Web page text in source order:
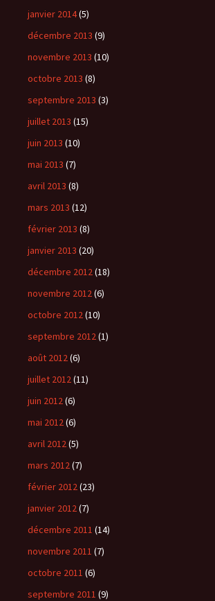
janvier 2014(5)
décembre 2013 (9)
novembre 2013 (10)
octobre 2013 (8)
septembre 2013 (3)
juillet 2013 (15)
juin 2013 (10)
mai 2013 (7)
avril 2013 (8)
mars 2013 (12)
février 2013 (8)
janvier 2013 (20)
décembre 2012(18)
novembre 2012(6)
octobre 2012(10)
septembre 2012(1)
août 2012(6)
juillet 2012(11)
juin 2012(6)
mai 2012(6)
avril 2012(5)
mars 2012(7)
février 2012(23)
janvier 2012(7)
décembre 2011 (14)
novembre 2011 (7)
octobre 2011 (6)
septembre 2011 (9)